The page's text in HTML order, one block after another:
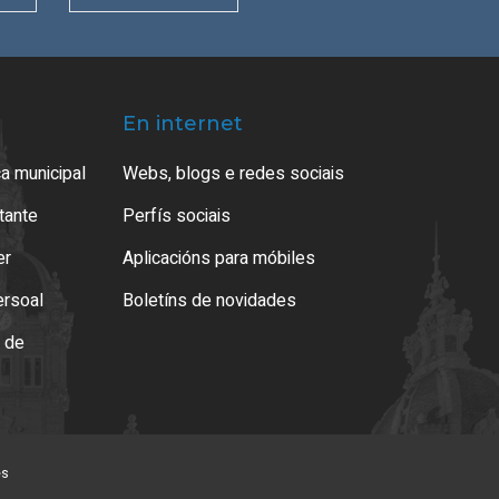
municipal
de
En internet
Webs, blogs e redes sociais
Perfís sociais
Aplicacións para móbiles
Boletíns de novidades